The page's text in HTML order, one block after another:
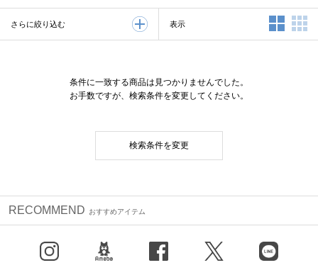
さらに絞り込む 表示 2列表示
条件に一致する商品は見つかりませんでした。
お手数ですが、検索条件を変更してください。
検索条件を変更
RECOMMEND おすすめアイテム
X（旧Twitter） LINE